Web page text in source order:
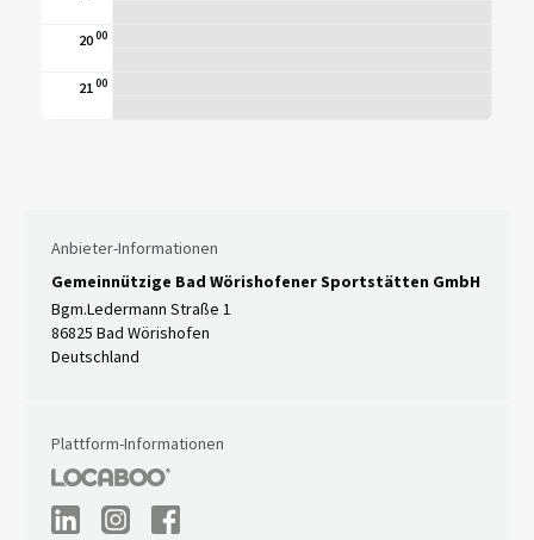
2000
2100
Anbieter-Informationen
Gemeinnützige Bad Wörishofener Sportstätten GmbH
Bgm.Ledermann Straße 1
86825 Bad Wörishofen
Deutschland
Plattform-Informationen